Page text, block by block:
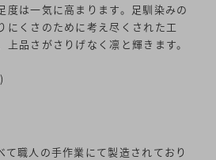
度は一気に高まります。足馴染みの
にくさのために考え尽くされた工
品さがさりげなく凛と輝きます。
て職人の手作業にて製造されており